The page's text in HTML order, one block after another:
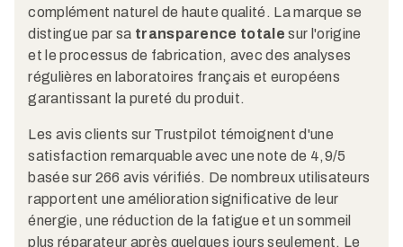
complément naturel de haute qualité. La marque se
distingue par sa transparence totale sur l'origine
et le processus de fabrication, avec des analyses
régulières en laboratoires français et européens
garantissant la pureté du produit.​
Les avis clients sur Trustpilot témoignent d'une
satisfaction remarquable avec une note de 4,9/5
basée sur 266 avis vérifiés. De nombreux utilisateurs
rapportent une amélioration significative de leur
énergie, une réduction de la fatigue et un sommeil
plus réparateur après quelques jours seulement. Le